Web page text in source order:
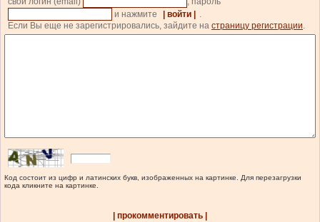
и нажмите
| войти |
.
Если Вы еще не зарегистрировались, зайдите на страницу регистрации.
Код состоит из цифр и латинских букв, изображенных на картинке. Для перезагрузки
кода кликните на картинке.
| прокомментировать |